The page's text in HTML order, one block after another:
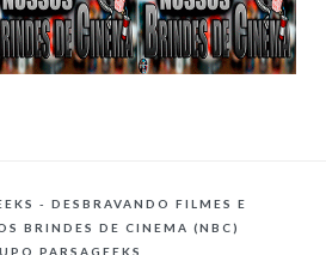
- DESBRAVANDO FILMES E
BRINDES DE CINEMA (NBC)
PARSAGEEKS